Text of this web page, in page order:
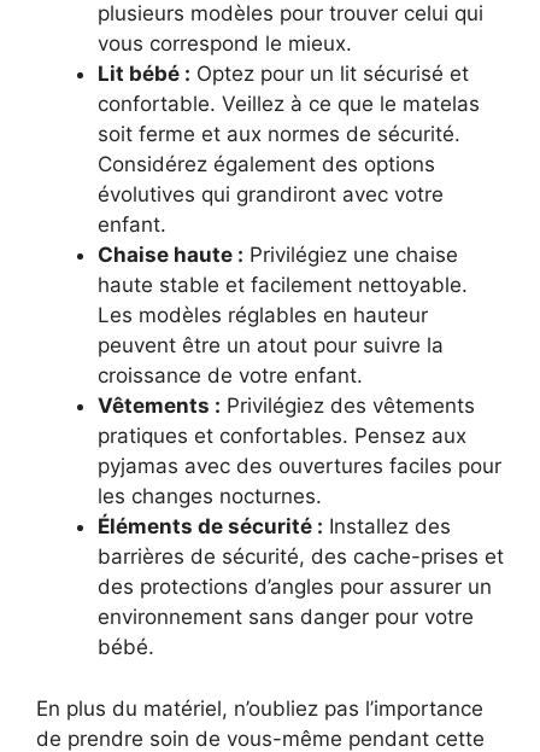
plusieurs modèles pour trouver celui qui
vous correspond le mieux.
Lit bébé : Optez pour un lit sécurisé et
confortable. Veillez à ce que le matelas
soit ferme et aux normes de sécurité.
Considérez également des options
évolutives qui grandiront avec votre
enfant.
Chaise haute : Privilégiez une chaise
haute stable et facilement nettoyable.
Les modèles réglables en hauteur
peuvent être un atout pour suivre la
croissance de votre enfant.
Vêtements : Privilégiez des vêtements
pratiques et confortables. Pensez aux
pyjamas avec des ouvertures faciles pour
les changes nocturnes.
Éléments de sécurité : Installez des
barrières de sécurité, des cache-prises et
des protections d’angles pour assurer un
environnement sans danger pour votre
bébé.
En plus du matériel, n’oubliez pas l’importance
de prendre soin de vous-même pendant cette